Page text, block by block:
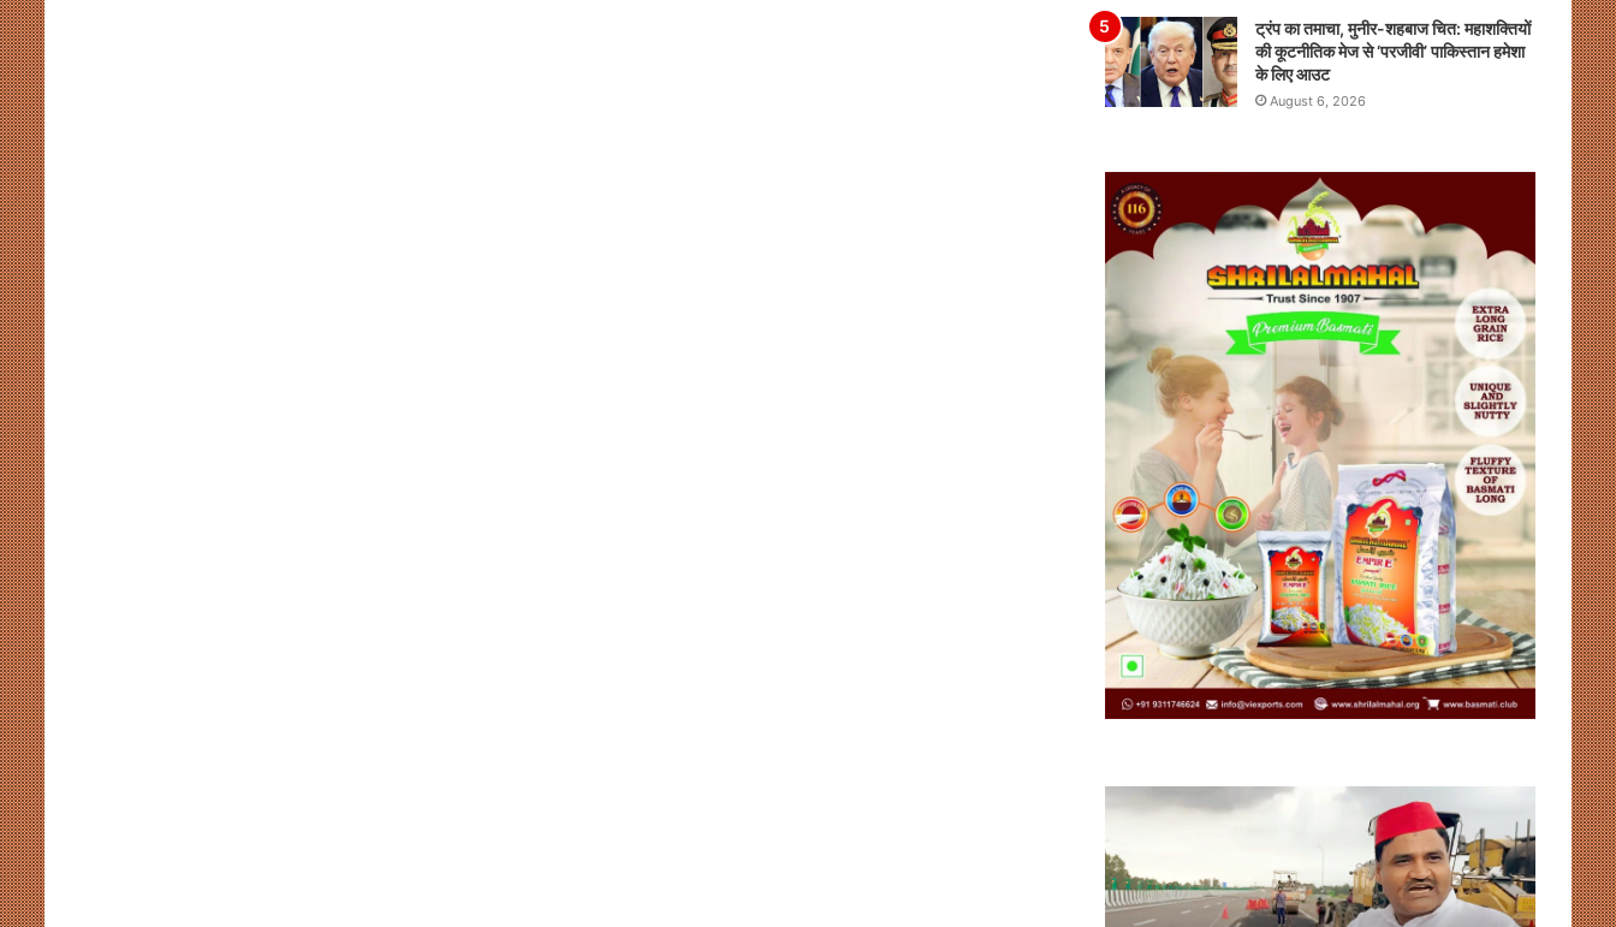
ट्रंप का तमाचा, मुनीर-शहबाज चित: महाशक्तियों
की कूटनीतिक मेज से ‘परजीवी’ पाकिस्तान हमेशा
के लिए आउट
August 6, 2026
पहल
से
मिडलाइफ
ट्रंप
का
तमाचा,
मुनीर-
शहबाज
चित: